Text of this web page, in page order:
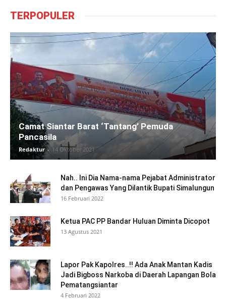
TERPOPULER
Camat Siantar Barat ‘Tantang’ Pemuda
Pancasila
Redaktur - 14 Oktober 2021
Nah.. Ini Dia Nama-nama Pejabat Administrator
dan Pengawas Yang Dilantik Bupati Simalungun
16 Februari 2022
Ketua PAC PP Bandar Huluan Diminta Dicopot
13 Agustus 2021
Lapor Pak Kapolres..!! Ada Anak Mantan Kadis
Jadi Bigboss Narkoba di Daerah Lapangan Bola
Pematangsiantar
4 Februari 2022